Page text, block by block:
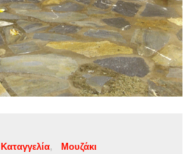
Καταγγελία Μουζάκι